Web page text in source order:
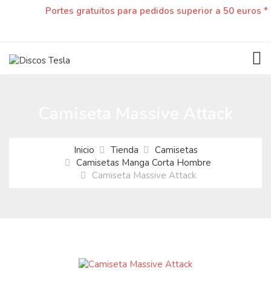
Portes gratuitos para pedidos superior a 50 euros *
Inicio Tienda
Camisetas
Camisetas Manga Corta Hombre
Camiseta Massive Attack